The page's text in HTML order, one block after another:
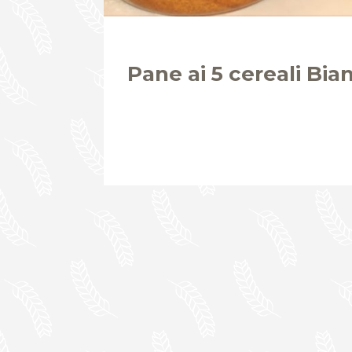
Pane ai 5 cereali